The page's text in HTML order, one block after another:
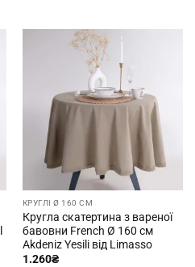
КРУГЛІ Ø 160 СМ
Кругла скатертина з вареної
бавовни French Ø 160 см
Akdeniz Yesili від Limasso
1.260₴